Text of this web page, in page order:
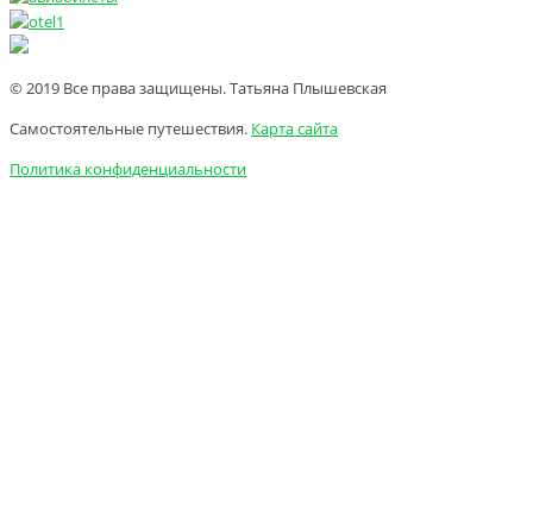
© 2019 Все права защищены. Татьяна Плышевская
Самостоятельные путешествия. Карта сайта
Политика конфиденциальности